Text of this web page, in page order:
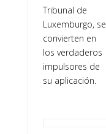
Tribunal de
Luxemburgo, se
convierten en
los verdaderos
impulsores de
su aplicación.